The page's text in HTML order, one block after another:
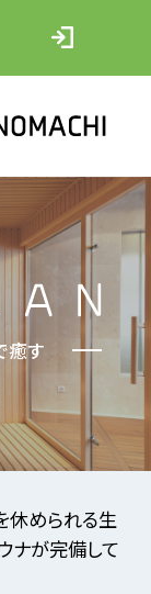
癒す
休められる生
ナが完備して